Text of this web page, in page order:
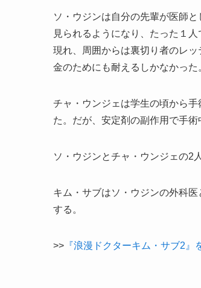
ソ・ウジンは自分の先輩が医師
見られるようになり、たった１
現れ、周囲からは裏切り者のレ
金のためにも耐えるしかなかった
チャ・ウンジェは学生の頃から
た。だが、安定剤の副作用で手術
ソ・ウジンとチャ・ウンジェの2
キム・サブはソ・ウジンの外科
する。
>> 『浪漫ドクターキム・サブ2』